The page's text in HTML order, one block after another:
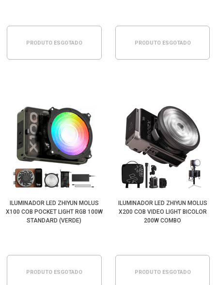
PRODUTO ESGOTADO PRODUTO ESGOTADO
ILUMINADOR LED ZHIYUN MOLUS
X100 COB POCKET LIGHT RGB 100W
STANDARD (VERDE)
PRODUTO ESGOTADO
ILUMINADOR LED ZHIYUN MOLUS
X200 COB VIDEO LIGHT BICOLOR
200W COMBO
PRODUTO ESGOTADO